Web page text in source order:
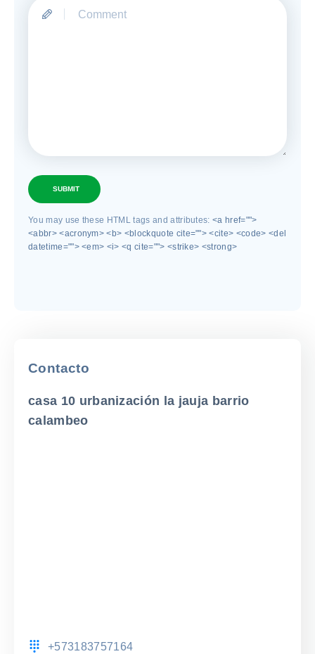
SUBMIT
You may use these HTML tags and attributes:<a href="">
<abbr> <acronym> <b> <blockquote cite=""> <cite> <code> <del
datetime=""> <em> <i> <q cite=""> <strike> <strong>
Contacto
casa 10 urbanización la jauja barrio
calambeo
+573183757164